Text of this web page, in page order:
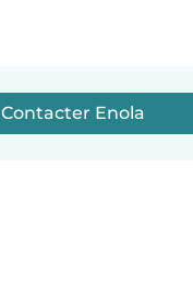
Contacter Enola